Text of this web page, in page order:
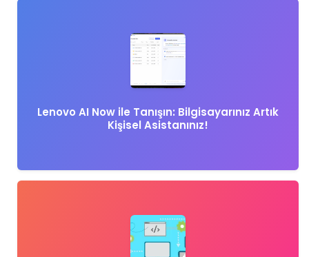
Lenovo AI Now ile Tanışın: Bilgisayarınız Artık
Kişisel Asistanınız!